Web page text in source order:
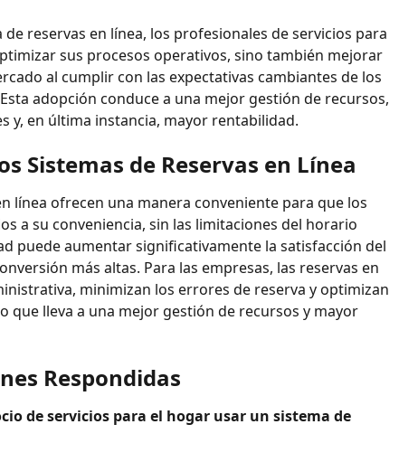
reservas en línea, los profesionales de servicios para
sus procesos operativos, sino también mejorar
al cumplir con las expectativas cambiantes de los
adopción conduce a una mejor gestión de recursos,
y, en última instancia, mayor rentabilidad.
Sistemas de Reservas en Línea
línea ofrecen una manera conveniente para que los
a su conveniencia, sin las limitaciones del horario
puede aumentar significativamente la satisfacción del
más altas. Para las empresas, las reservas en
minimizan los errores de reserva y optimizan
que lleva a una mejor gestión de recursos y mayor
Respondidas
de servicios para el hogar usar un sistema de